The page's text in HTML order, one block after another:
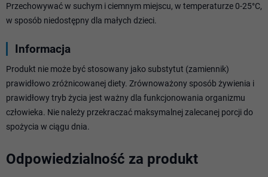
Przechowywać w suchym i ciemnym miejscu, w temperaturze 0-25°C,
w sposób niedostępny dla małych dzieci.
Informacja
Produkt nie może być stosowany jako substytut (zamiennik)
prawidłowo zróżnicowanej diety. Zrównoważony sposób żywienia i
prawidłowy tryb życia jest ważny dla funkcjonowania organizmu
człowieka. Nie należy przekraczać maksymalnej zalecanej porcji do
spożycia w ciągu dnia.
Odpowiedzialność za produkt